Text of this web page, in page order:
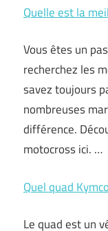
Quelle est la
Vous êtes un
recherchez les
savez toujours
nombreuses
différence.
motocross ici. …
Quel quad
Le quad est un